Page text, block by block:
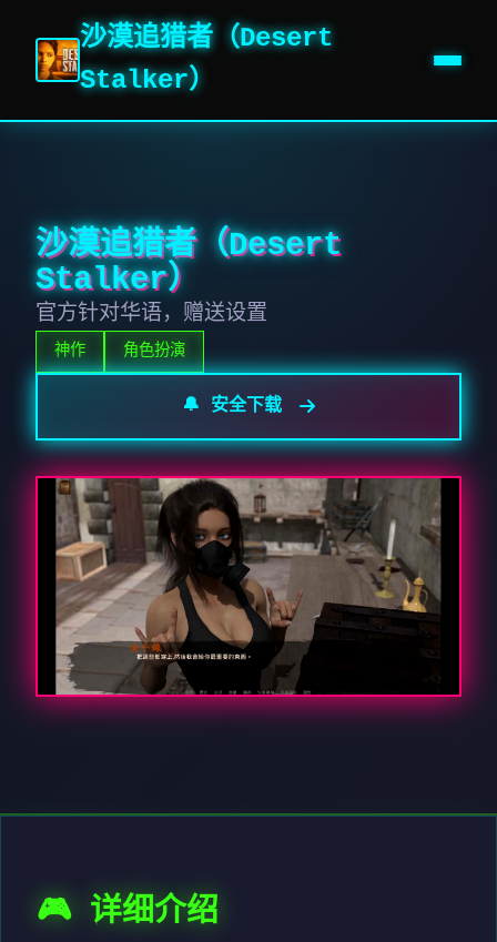
沙漠追猎者（Desert
Stalker）
沙漠追猎者（Desert
Stalker）
官方针对华语，赠送设置
神作 角色扮演
🔔 安全下载
🎮 详细介绍